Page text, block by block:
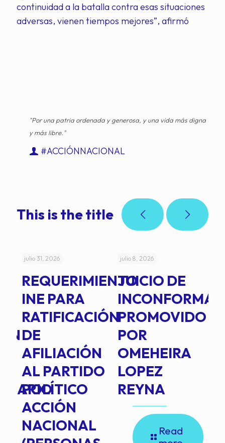
continuidad a la batalla contra esas situaciones
adversas, vienen tiempos mejores”, afirmó
"Por una patria ordenada y generosa, y una vida más digna
y más libre."
#ACCIÓNNACIONAL
This is the title
julio 31, 2026
REQUERIMIENTO
INE PARA
RATIFICACIÓN
DE
AFILIACIÓN
AL PARTIDO
POLÍTICO
ACCIÓN
NACIONAL
julio 8, 2026
JUICIO DE
INCONFORMAD
PROMOVIDO
POR
OMEHEIRA
LOPEZ
REYNA
Read